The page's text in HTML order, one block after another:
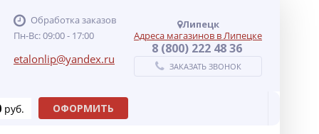
Обработка заказов
Пн-Вс: 09:00 - 17:00
etalonlip@yandex.ru
Липецк
Адреса магазинов в Липецке
8 (800) 222 48 36
ЗАКАЗАТЬ ЗВОНОК
руб. ОФОРМИТЬ